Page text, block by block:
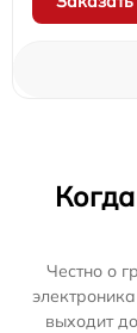
Честно о
выходит